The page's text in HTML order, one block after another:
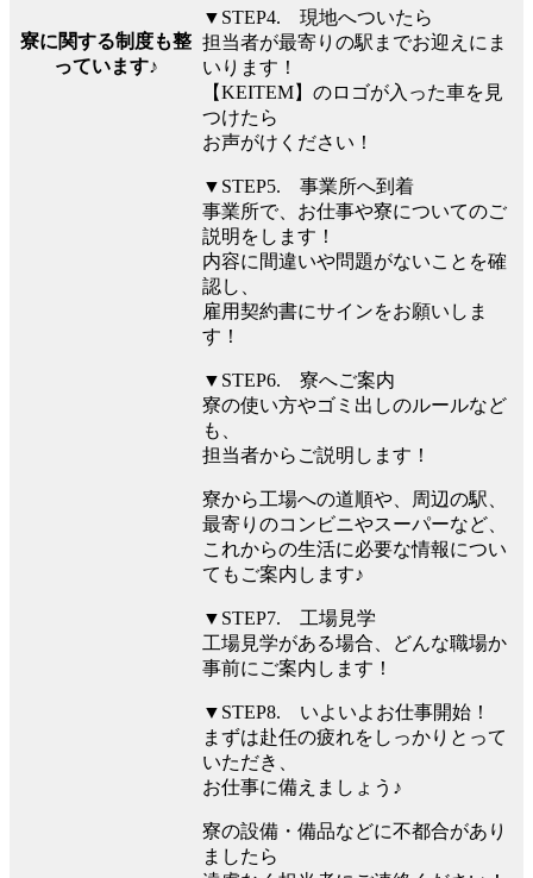
寮に関する制度も整
っています♪
▼STEP4. 現地へついたら
担当者が最寄りの駅までお迎えにま
いります！
【KEITEM】のロゴが入った車を見
つけたら
お声がけください！
▼STEP5. 事業所へ到着
事業所で、お仕事や寮についてのご
説明をします！
内容に間違いや問題がないことを確
認し、
雇用契約書にサインをお願いしま
す！
▼STEP6. 寮へご案内
寮の使い方やゴミ出しのルールなど
も、
担当者からご説明します！
寮から工場への道順や、周辺の駅、
最寄りのコンビニやスーパーなど、
これからの生活に必要な情報につい
てもご案内します♪
▼STEP7. 工場見学
工場見学がある場合、どんな職場か
事前にご案内します！
▼STEP8. いよいよお仕事開始！
まずは赴任の疲れをしっかりとって
いただき、
お仕事に備えましょう♪
寮の設備・備品などに不都合があり
ましたら